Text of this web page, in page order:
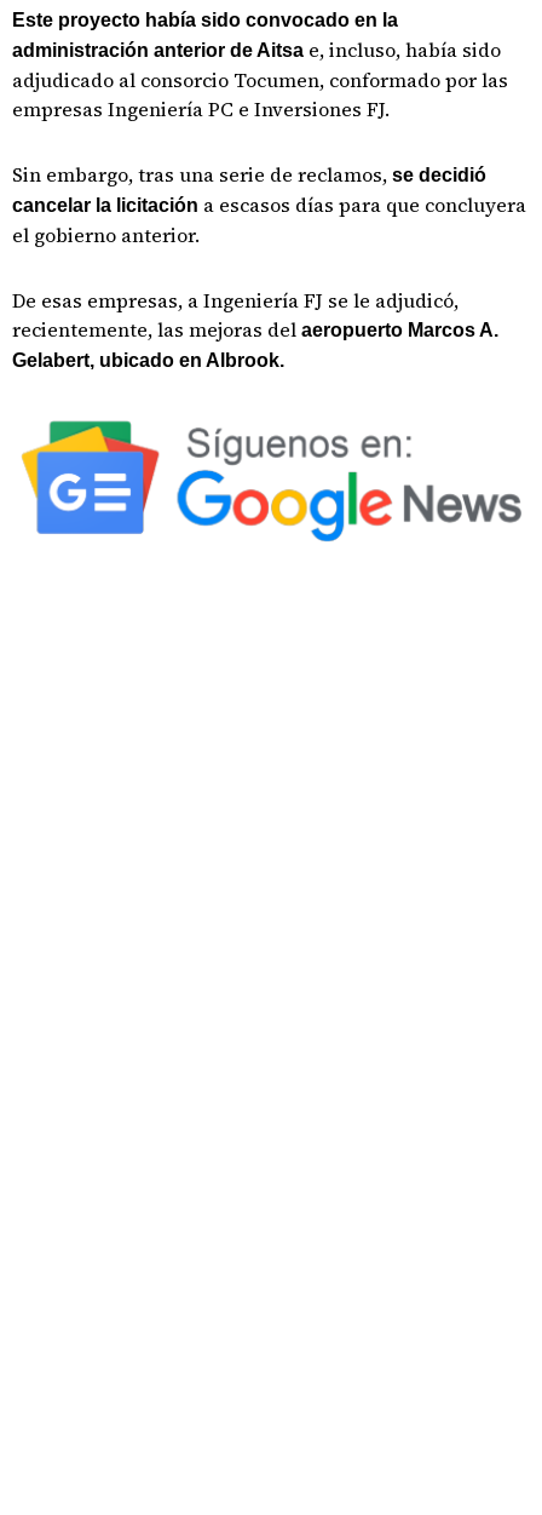
Este proyecto había sido convocado en la
administración anterior de Aitsa e, incluso, había sido
adjudicado al consorcio Tocumen, conformado por las
empresas Ingeniería PC e Inversiones FJ.
Sin embargo, tras una serie de reclamos, se decidió
cancelar la licitación a escasos días para que concluyera
el gobierno anterior.
De esas empresas, a Ingeniería FJ se le adjudicó,
recientemente, las mejoras del aeropuerto Marcos A.
Gelabert, ubicado en Albrook.